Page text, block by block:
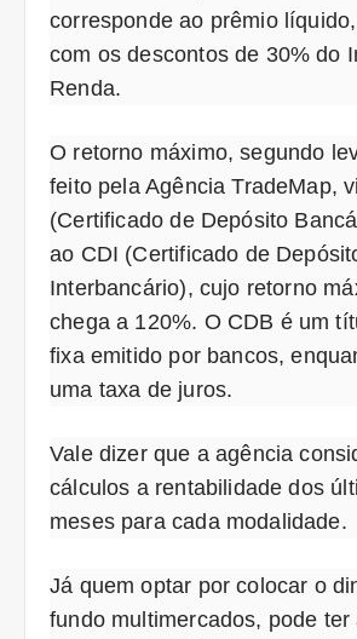
corresponde ao prêmio
com os descontos de 30% do
Renda.
O retorno máximo, segundo
feito pela Agência TradeMap,
(Certificado de Depósito
ao CDI (Certificado de
Interbancário), cujo retorno
chega a 120%. O CDB é um
fixa emitido por bancos,
uma taxa de juros.
Vale dizer que a agência
cálculos a rentabilidade dos
meses para cada modalidade.
Já quem optar por colocar o
fundo multimercados, pode ter